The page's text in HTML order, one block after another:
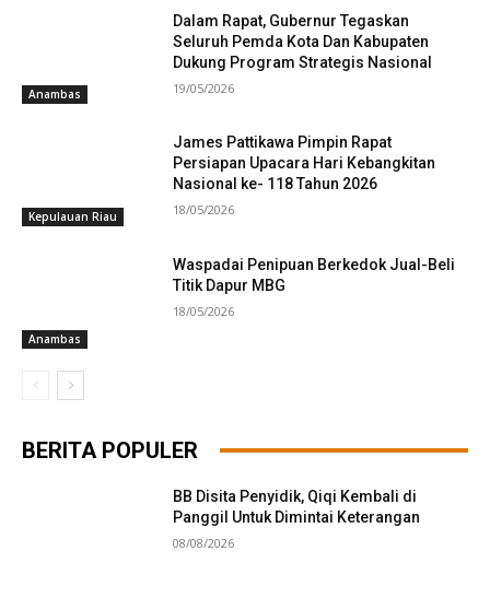
Anambas
Dalam Rapat, Gubernur Tegaskan
Seluruh Pemda Kota Dan Kabupaten
Dukung Program Strategis Nasional
19/05/2026
Kepulauan Riau
James Pattikawa Pimpin Rapat
Persiapan Upacara Hari Kebangkitan
Nasional ke- 118 Tahun 2026
18/05/2026
Anambas
Waspadai Penipuan Berkedok Jual-Beli
Titik Dapur MBG
18/05/2026
BERITA POPULER
BB Disita Penyidik, Qiqi Kembali di
Panggil Untuk Dimintai Keterangan
08/08/2026